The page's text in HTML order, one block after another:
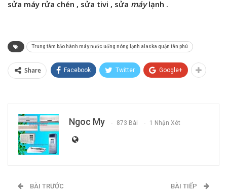
sửa máy rửa chén , sửa tivi , sửa máylạnh .
Trung tâm bảo hành máy nước uống nóng lạnh alaska quận tân phú
Share Facebook Twitter Google+
Ngoc My 873 Bài 1 Nhận Xét
BÀI TRƯỚC BÀI TIẾP